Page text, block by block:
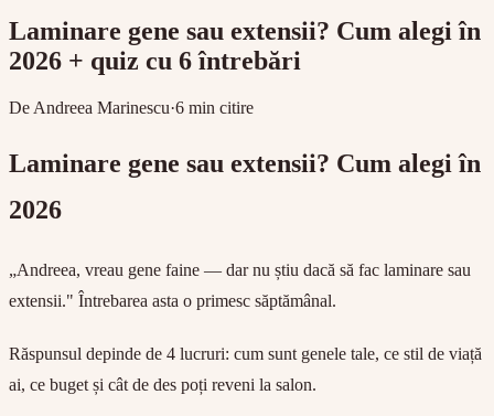
Laminare gene sau extensii? Cum alegi în
2026 + quiz cu 6 întrebări
De Andreea Marinescu·6 min citire
Laminare gene sau extensii? Cum alegi în
2026
„Andreea, vreau gene faine — dar nu știu dacă să fac laminare sau
extensii." Întrebarea asta o primesc săptămânal.
Răspunsul depinde de 4 lucruri: cum sunt genele tale, ce stil de viață
ai, ce buget și cât de des poți reveni la salon.